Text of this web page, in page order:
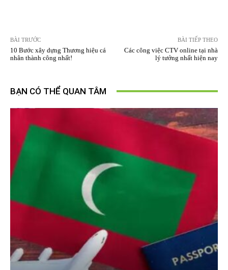
BÀI TRƯỚC
10 Bước xây dựng Thương hiệu cá
nhân thành công nhất!
BÀI TIẾP THEO
Các công việc CTV online tại nhà
lý tưởng nhất hiện nay
BẠN CÓ THỂ QUAN TÂM